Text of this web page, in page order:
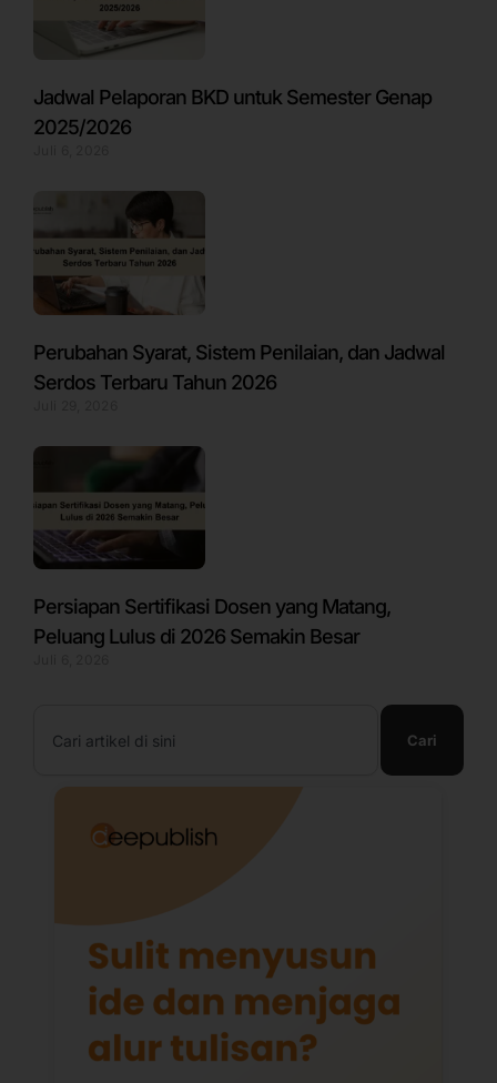
Jadwal Pelaporan BKD untuk Semester Genap
2025/2026
Perubahan Syarat, Sistem Penilaian, dan Jadwal
Serdos Terbaru Tahun 2026
Persiapan Sertifikasi Dosen yang Matang,
Peluang Lulus di 2026 Semakin Besar
Cari